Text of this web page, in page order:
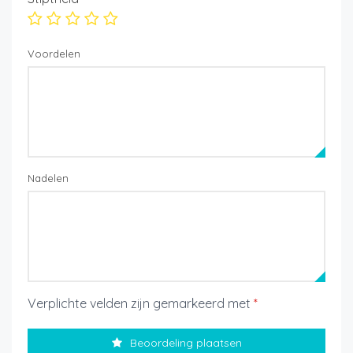
Voordelen
Nadelen
Verplichte velden zijn gemarkeerd met *
Beoordeling plaatsen